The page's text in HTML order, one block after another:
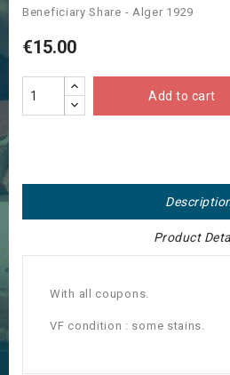
Beneficiary Share - Alger 1929
€15.00
Add to cart
Product
With all coupons.
VF condition : some stains.